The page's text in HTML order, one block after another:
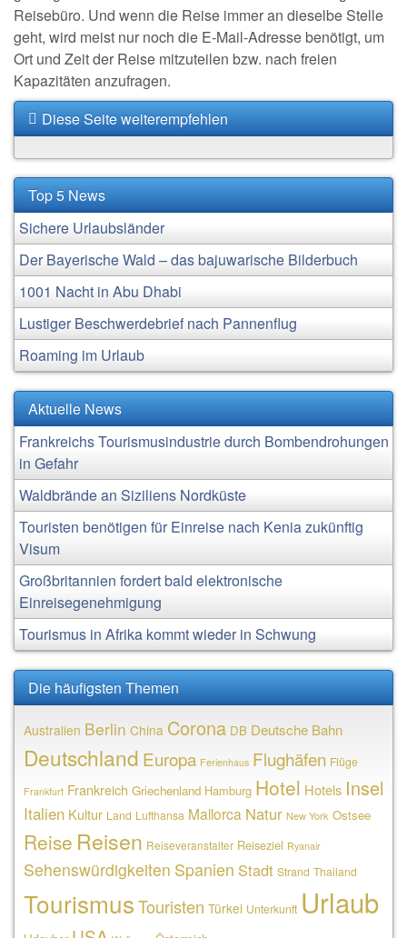
Reisebüro. Und wenn die Reise immer an dieselbe Stelle
geht, wird meist nur noch die E-Mail-Adresse benötigt, um
Ort und Zeit der Reise mitzuteilen bzw. nach freien
Kapazitäten anzufragen.
Diese Seite weiterempfehlen
Top 5 News
Sichere Urlaubsländer
Der Bayerische Wald – das bajuwarische Bilderbuch
1001 Nacht in Abu Dhabi
Lustiger Beschwerdebrief nach Pannenflug
Roaming im Urlaub
Aktuelle News
Frankreichs Tourismusindustrie durch Bombendrohungen
in Gefahr
Waldbrände an Siziliens Nordküste
Touristen benötigen für Einreise nach Kenia zukünftig
Visum
Großbritannien fordert bald elektronische
Einreisegenehmigung
Tourismus in Afrika kommt wieder in Schwung
Die häufigsten Themen
Australien Berlin China Corona DB Deutsche Bahn
Deutschland Europa Ferienhaus Flughäfen Flüge
Frankfurt Frankreich Griechenland Hamburg Hotel Hotels Insel
Italien Kultur Land Lufthansa Mallorca Natur New York Ostsee
Reise Reisen Reiseveranstalter Reiseziel Ryanair
Sehenswürdigkeiten Spanien Stadt Strand Thailand
TourismusTouristen Türkei Unterkunft Urlaub